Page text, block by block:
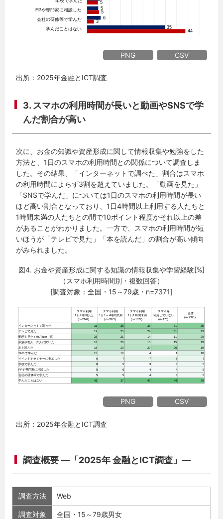
PNG CSV
出所：2025年金融とICT調査
3. スマホの利用時間が長いと動画やSNSで学
んだ割合が高い
次に、お金の知識や資産形成に関して情報収集や勉強をした
方法と、1日のスマホの利用時間との関係について調査しま
した。その結果、「インターネットで調べた」割合はスマホ
の利用時間によらず3割を超えていました。「動画を見た」
「SNSで学んだ」については1日のスマホの利用時間が長い
ほど高い割合となっており、1日4時間以上利用する人たちと
1時間未満の人たちとの間で10ポイント程度かそれ以上の差
があることがわかりました。一方で、スマホの利用時間が短
いほうが「テレビで見た」「本を読んだ」の割合が高い傾向
がみられました。
図4. お金や資産形成に関する知識の情報収集や学習経験[%]
（スマホ利用時間別・複数回答）
[調査対象：全国・15～79歳・n=7371]
PNG CSV
出所：2025年金融とICT調査
調査概要 ―「2025年 金融とICT調査」―
調査方法 Web
調査対象 全国・15～79歳男女